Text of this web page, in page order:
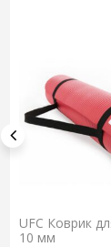
UFC Коврик
10 мм